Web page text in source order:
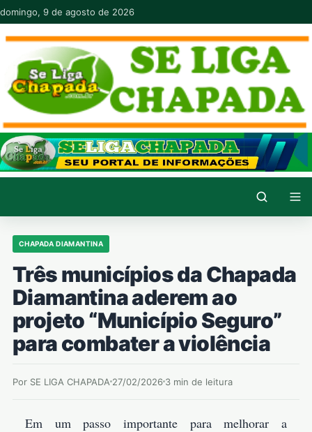
Pular para o conteúdo
domingo, 9 de agosto de 2026
CHAPADA DIAMANTINA
Três municípios da Chapada
Diamantina aderem ao
projeto “Município Seguro”
para combater a violência
Por SE LIGA CHAPADA 27/02/2026 3 min de leitura
Em um passo importante para melhorar a